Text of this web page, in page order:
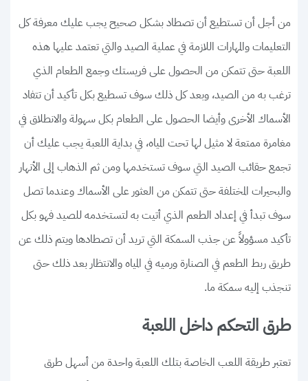
من أجل أن تستطيع أن تصطاد بشكل صحيح يجب عليك معرفة كل
التعليمات والمهارات اللازمة في عملية الصيد والتي تعتمد عليها هذه
اللعبة حتى تتمكن من الحصول على فريستك وجمع الطعام الذي
ترغب به من الصيد، وبعد كل ذلك سوف تسطيع بكل تأكيد أن تتفاد
الأسماك الأخرى وأيضا الحصول على الطعام بكل سهولة والانطلاق في
مغامرة ممتعة لا مثيل لها تحت المياه، في بداية اللعبة يجب عليك أن
تجمع حقائب الصيد التي سوف تستخدمها ومن ثم الذهاب إلى الأنهار
والبحيرات المختلفة حتى تتمكن من العثور على الأسماك وعندما تصل
سوف تبدأ في إعداد الطعم الذي أتيت به لتستخدمه للصيد فهو بكل
تأكيد مسؤولاً عن جذب السمكة التي تريد أن تصطادها ويتم ذلك عن
طريق ربط الطعم في الصنارة ورميه في المياه والانتظار بعد ذلك حتى
تنجذب إليه سمكة ما.
طرق التحكم داخل اللعبة
تعتبر طريقة اللعب الخاصة بتلك اللعبة واحدة من أسهل طرق